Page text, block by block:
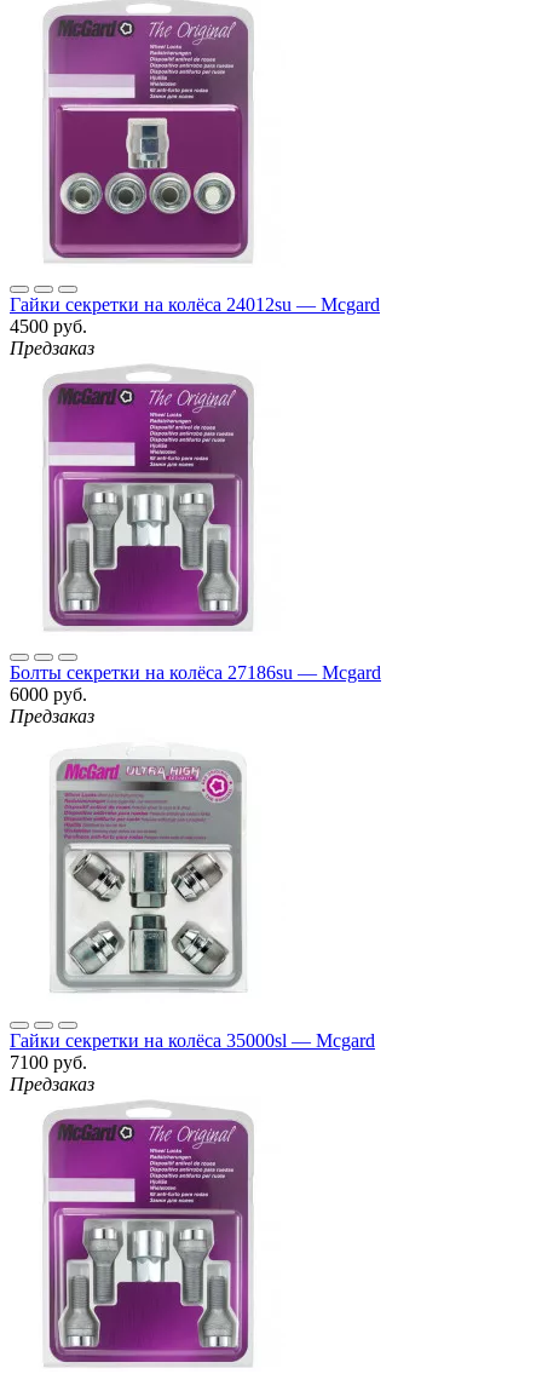
Гайки секретки на колёса 24012su — Mcgard
4500 руб.
Предзаказ
Болты секретки на колёса 27186su — Mcgard
6000 руб.
Предзаказ
Гайки секретки на колёса 35000sl — Mcgard
7100 руб.
Предзаказ